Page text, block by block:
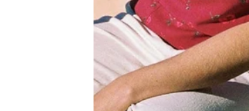
LE FOURNISSEUR DE TISSU